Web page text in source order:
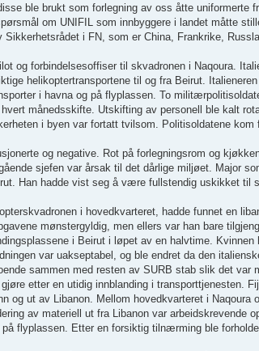
ble brukt som forlegning av oss åtte uniformerte
om UNIFIL som innbyggere i landet måtte
i FN, som er China, Frankrike,
og forbindelsesoffiser til skvadronen i Naqoura.
helikoptertransportene til og fra Beirut.
i havna og på flyplassen. To
månedsskifte. Utskifting av personell ble kalt
i byen var fortatt tvilsom. Politisoldatene kom
og negative. Rot på forlegningsrom og
sjefen var årsak til det dårlige miljøet. Major
Han hadde vist seg å være fullstendig uskikket til
i hovedkvarteret, hadde funnet en
mønstergyldig, men ellers var han bare
i Beirut i løpet av en halvtime.
var uakseptabel, og ble endret da den
sammen med resten av SURB stab slik det var
etter en utidig innblanding i transporttjenesten.
og ut av Libanon. Mellom hovedkvarteret i Naqoura
av materiell ut fra Libanon var arbeidskrevende
flyplassen. Etter en forsiktig tilnærming ble